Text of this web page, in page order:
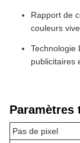
Rapport de
couleurs
Technologie
publicitaires
Paramètres
Pas de pixel